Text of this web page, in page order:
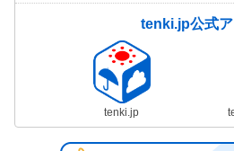
tenki.jp公式ア
tenki.jp